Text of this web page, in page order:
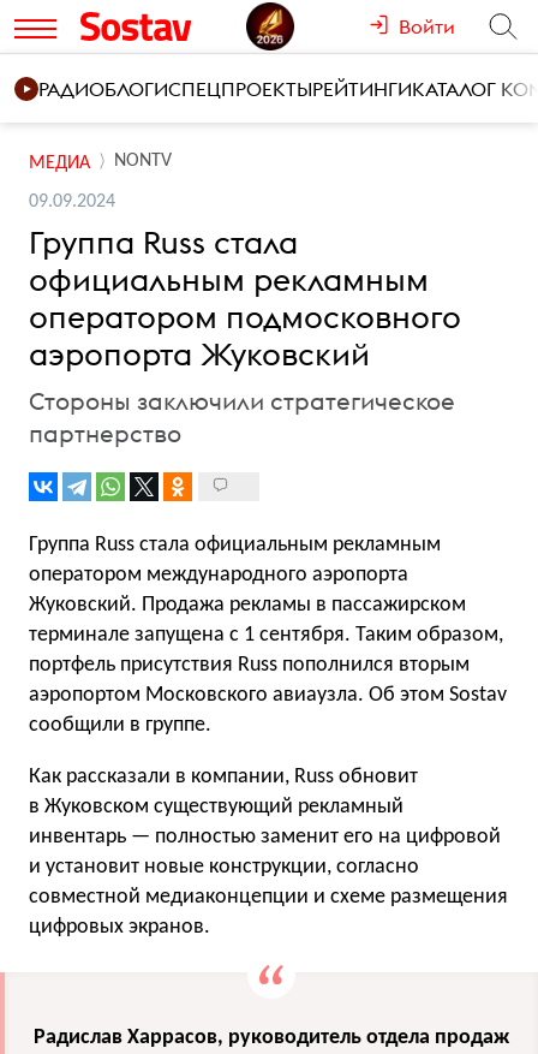
Войти
РАДИОБЛОГИСПЕЦПРОЕКТЫРЕЙТИНГИКАТАЛОГ
МЕДИА NONTV
09.09.2024
Группа Russ стала
официальным рекламным
оператором подмосковного
аэропорта Жуковский
Стороны заключили стратегическое
партнерство
Группа Russ стала официальным рекламным
оператором международного аэропорта
Жуковский. Продажа рекламы в пассажирском
терминале запущена с 1 сентября. Таким образом,
портфель присутствия Russ пополнился вторым
аэропортом Московского авиаузла. Об этом Sostav
сообщили в группе.
Как рассказали в компании, Russ обновит
в Жуковском существующий рекламный
инвентарь — полностью заменит его на цифровой
и установит новые конструкции, согласно
совместной медиаконцепции и схеме размещения
цифровых экранов.
Радислав Харрасов, руководитель отдела продаж